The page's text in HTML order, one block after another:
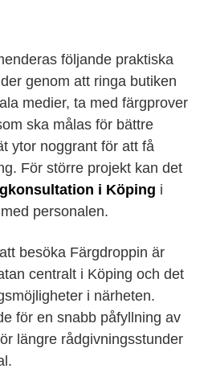
följande praktiska
genom att ringa butiken
medier, ta med färgprover
ska målas för bättre
ytor noggrant för att få
För större projekt kan det
i Köping i
personalen.
besöka Färgdroppin är
centralt i Köping och det
i närheten.
för en snabb påfyllning av
längre rådgivningsstunder